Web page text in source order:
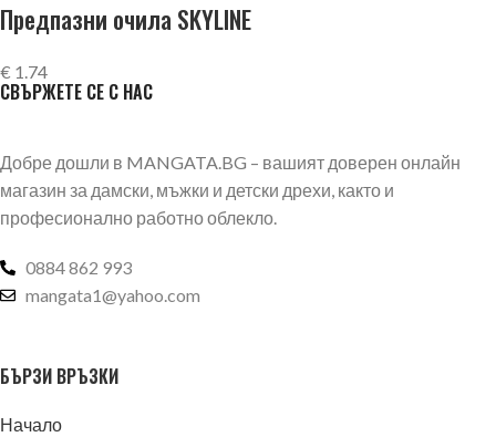
Предпазни очила SKYLINE
€ 1.74
СВЪРЖЕТЕ СЕ С НАС
Добре дошли в MANGATA.BG – вашият доверен онлайн
магазин за дамски, мъжки и детски дрехи, както и
професионално работно облекло.
0884 862 993
mangata1@yahoo.com
БЪРЗИ ВРЪЗКИ
Начало